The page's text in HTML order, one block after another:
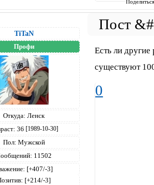
TiTaN
Профи
Откуда: Ленск
36 [1989-10-30]
Пол: Мужской
11502
[+407/-3]
[+214/-3]
Есть ли
существуют
0